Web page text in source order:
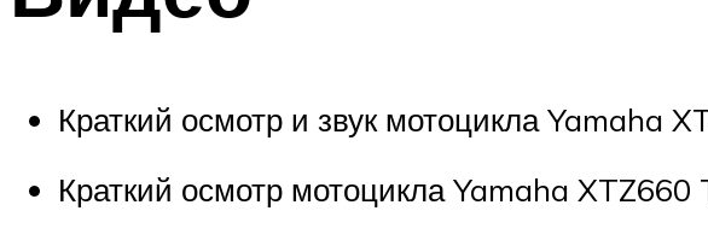
Краткий осмотр и звук мотоцикла Yamaha
Краткий осмотр мотоцикла Yamaha XTZ660